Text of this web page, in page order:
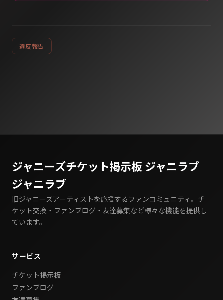
違反報告
ジャニーズチケット掲示板 ジャニラブ
ジャニラブ
旧ジャニーズアーティストを応援するファンコミュニティ。チ
ケット交換・ファンブログ・友達募集など様々な機能を提供し
ています。
サービス
チケット掲示板
ファンブログ